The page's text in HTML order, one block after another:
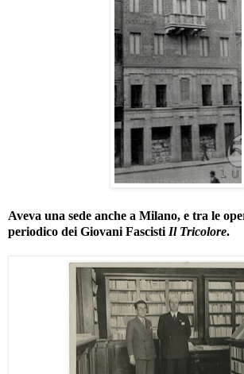
Aveva una sede anche a Milano, e tra le
periodico dei Giovani Fascisti Il Tricolore.